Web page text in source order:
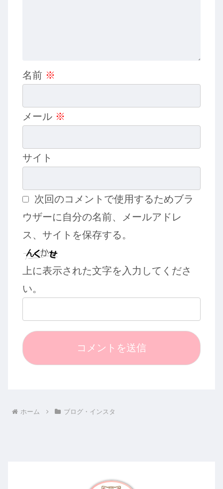
名前 ※
メール ※
サイト
次回のコメントで使用するためブラ
ウザーに自分の名前、メールアドレ
ス、サイトを保存する。
上に表示された文字を入力してくださ
い。
ホーム ブログ・インスタ